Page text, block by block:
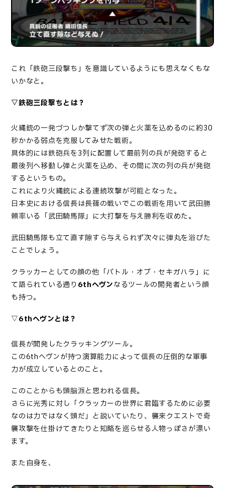
これ「鉄砲三段撃ち」を意識しているようにも思えなくもな
いかなと。
▽鉄砲三段撃ちとは？
火縄銃の一発づつしか撃てず次の弾と火薬を込めるのに約30
秒かかる弱点を克服してみせた戦術。
具体的には鉄砲兵を3列に配置して最前列の兵が発砲すると
最後列へ移動し弾と火薬を込め、その間に次の列の兵が発砲
するというもの。
これにより火縄銃による連続攻撃が可能となった。
日本史における信長は長篠の戦いでこの戦術を用いて武田勝
頼率いる「武田騎馬隊」に大打撃を与え勝利を収めた。
武田騎馬隊も立て直す隙すら与えられず次々に弾丸を浴びた
ことでしょう。
クラッカーとしての顔の他「バトル・オブ・セキガハラ」に
て語られている通り 6thヘヴンなるツールの開発者という顔
も持つ。
▽6thヘヴンとは？
信長が開発したクラッキングツール。
この6thヘヴンが持つ演算能力によって信長の圧倒的な軍事
力が成立しているとのこと。
このことからも頭脳派と思われる信長。
さらに光秀に対し「クラッカーの世界に君臨するために必要
なのは力ではなく頭だ」と説いていたり、襲来クエストで奇
襲攻撃を仕掛けてきたりと知略を巡らせる人物っぽさが漂い
ます。
また自身を、